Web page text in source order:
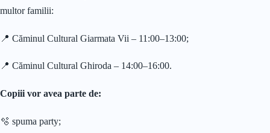
multor familii:
📍 Căminul Cultural Giarmata Vii – 11:00–13:00;
📍 Căminul Cultural Ghiroda – 14:00–16:00.
Copiii vor avea parte de:
🫧 spuma party;